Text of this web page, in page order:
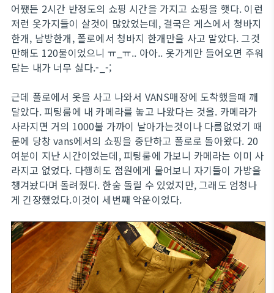
어쨌든 2시간 반정도의 쇼핑 시간을 가지고 쇼핑을 햇다. 이런
저런 옷가지들이 살것이 많았었는데, 결국은 게스에서 청바지
한개, 남방한개, 폴로에서 청바지 한개만을 사고 말았다. 그것
만해도 120불이었으니 ㅠ_ㅠ.. 아아.. 옷가게만 들어오면 주워
담는 내가 너무 싫다.-_-;
근데 폴로에서 옷을 사고 나와서 VANS매장에 도착했을때 깨
달았다. 피팅룸에 내 카메라를 놓고 나왔다는 것을. 카메라가
사라지면 거의 1000불 가까이 날아가는것이나 다름없었기 때
문에 당창 vans에서의 쇼핑을 중단하고 폴로로 돌아왔다. 20
여분이 지난 시간이었는데, 피팅룸에 가보니 카메라는 이미 사
라지고 없었다. 다행히도 점원에게 물어보니 자기들이 가방을
챙겨놨다며 돌려줬다. 한숨 돌릴 수 있었지만, 그래도 엄청나
게 긴장했었다.이것이 세번째 악운이었다.